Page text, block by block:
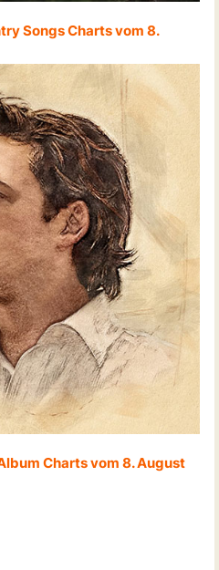
Songs Charts vom 8.
Charts vom 8. August